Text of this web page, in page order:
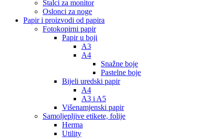
Stalci za monitor
Oslonci za noge
Papir i proizvodi od papira
Fotokopirni papir
Papir u boji
A3
A4
Snažne boje
Pastelne boje
Bijeli uredski papir
A4
A3 i A5
Višenamjenski papir
Samoljepljive etikete, folije
Herma
Utility